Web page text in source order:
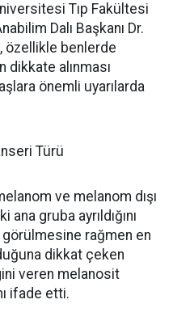
Tıp Fakültesi
Dalı Başkanı Dr.
özellikle benlerde
alınması
önemli uyarılarda
Türü
ve melanom dışı
gruba ayrıldığını
rağmen en
dikkat çeken
veren melanosit
ifade etti.